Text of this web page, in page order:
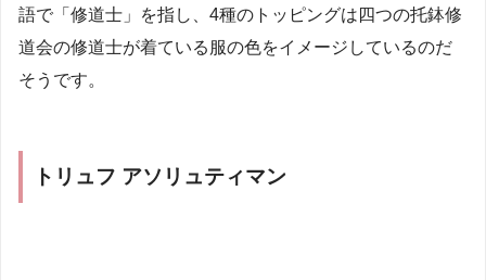
語で「修道士」を指し、4種のトッピングは四つの托鉢修
道会の修道士が着ている服の色をイメージしているのだ
そうです。
トリュフ アソリュティマン